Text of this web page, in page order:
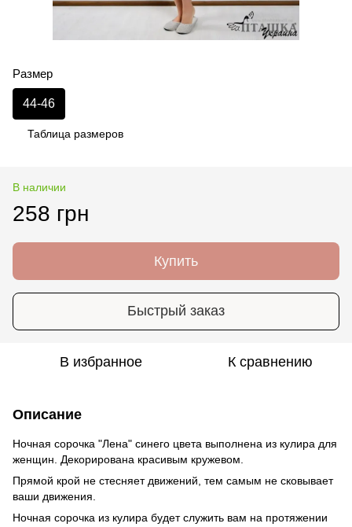
Размер
44-46
Таблица размеров
В наличии
258 грн
Купить
Быстрый заказ
В избранное К сравнению
Описание
Ночная сорочка "Лена" синего цвета выполнена из кулира для
женщин. Декорирована красивым кружевом.
Прямой крой не стесняет движений, тем самым не сковывает
ваши движения.
Ночная сорочка из кулира будет служить вам на протяжении